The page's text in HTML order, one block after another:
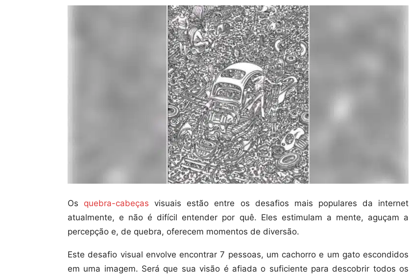
Os quebra-cabeças visuais estão entre os desafios mais populares da internet
atualmente, e não é difícil entender por quê. Eles estimulam a mente, aguçam a
percepção e, de quebra, oferecem momentos de diversão.
Este desafio visual envolve encontrar 7 pessoas, um cachorro e um gato escondidos
em uma imagem. Será que sua visão é afiada o suficiente para descobrir todos os